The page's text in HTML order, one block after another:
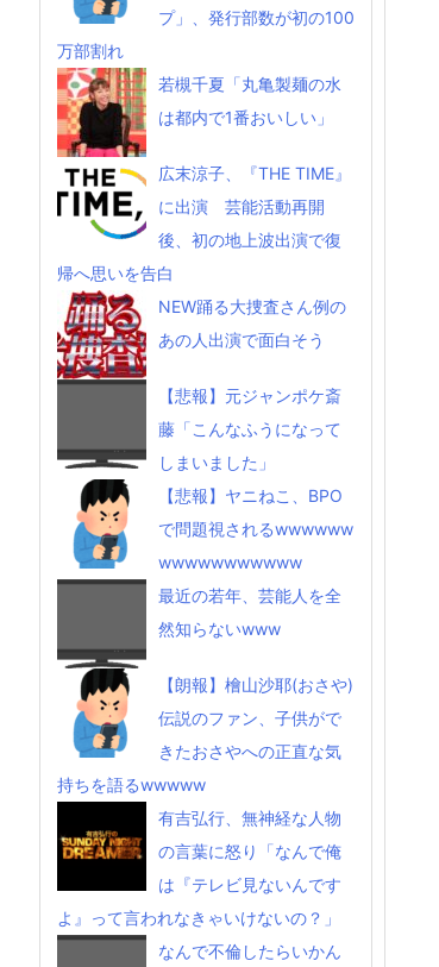
プ」、発行部数が初の100
万部割れ
若槻千夏「丸亀製麺の水
は都内で1番おいしい」
広末涼子、『THE TIME』
に出演 芸能活動再開
後、初の地上波出演で復
帰へ思いを告白
NEW踊る大捜査さん例の
あの人出演で面白そう
【悲報】元ジャンポケ斎
藤「こんなふうになって
しまいました」
【悲報】ヤニねこ、BPO
で問題視されるwwwwww
wwwwwwwwwww
最近の若年、芸能人を全
然知らないwww
【朗報】檜山沙耶(おさや)
伝説のファン、子供がで
きたおさやへの正直な気
持ちを語るwwwww
有吉弘行、無神経な人物
の言葉に怒り「なんで俺
は『テレビ見ないんです
よ』って言われなきゃいけないの？」
なんで不倫したらいかん